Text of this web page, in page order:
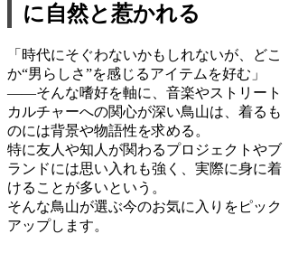
に自然と惹かれる
「時代にそぐわないかもしれないが、どこ
か“男らしさ”を感じるアイテムを好む」
――そんな嗜好を軸に、音楽やストリート
カルチャーへの関心が深い鳥山は、着るも
のには背景や物語性を求める。
特に友人や知人が関わるプロジェクトやブ
ランドには思い入れも強く、実際に身に着
けることが多いという。
そんな鳥山が選ぶ今のお気に入りをピック
アップします。